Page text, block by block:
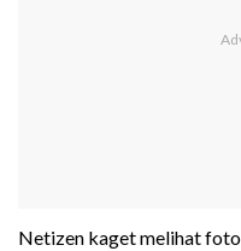
Netizen kaget melihat